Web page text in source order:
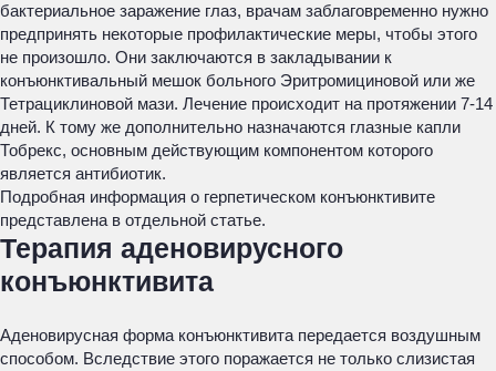
бактериальное заражение глаз, врачам заблаговременно нужно
предпринять некоторые профилактические меры, чтобы этого
не произошло. Они заключаются в закладывании к
конъюнктивальный мешок больного Эритромициновой или же
Тетрациклиновой мази. Лечение происходит на протяжении 7-14
дней. К тому же дополнительно назначаются глазные капли
Тобрекс, основным действующим компонентом которого
является антибиотик.
Подробная информация о герпетическом конъюнктивите
представлена в отдельной статье.
Терапия аденовирусного
конъюнктивита
Аденовирусная форма конъюнктивита передается воздушным
способом. Вследствие этого поражается не только слизистая